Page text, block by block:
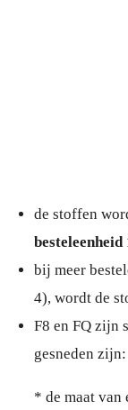
de stoffen
besteleenheid
bij meer
4), wordt de
F8 en FQ zijn
gesneden zijn:
* de maat van